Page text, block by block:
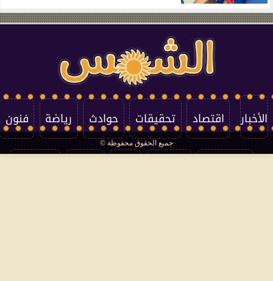
الأخبار اقتصاد تحقيقات حوادث رياضة فنون
جميع الحقوق محفوظة ©